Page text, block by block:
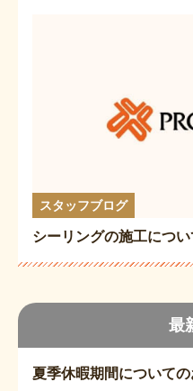
最
夏季休暇期間について
スタッフブログ
シーリングの施工につい